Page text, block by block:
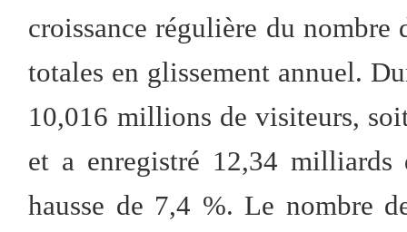
croissance régulière du nombre
totales en glissement annuel.
10,016 millions de visiteurs,
et a enregistré 12,34 milliards
hausse de 7,4 %. Le nombre